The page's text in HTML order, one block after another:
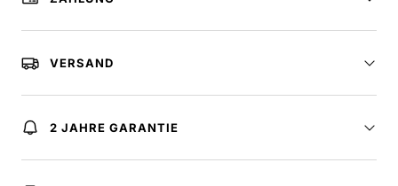
VERSAND
2 JAHRE GARANTIE